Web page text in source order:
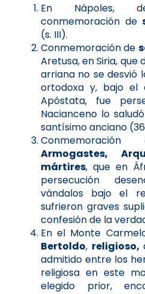
En Nápoles,
conmemoración de
(s. III).
Conmemoración de
Aretusa, en Siria,
arriana no se desvió
ortodoxa y, bajo el
Apóstata, fue
Nacianceno lo
santísimo anciano
Armogastes,
mártires, que en
persecución
vándalos bajo el
sufrieron graves
confesión de la
En el Monte
Bertoldo, religioso,
admitido entre los
religiosa en este
elegido prior,